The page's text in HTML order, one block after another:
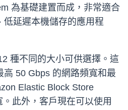
為基礎建置而成，非常適合
低延遲本機儲存的應用程
種不同的大小可供選擇。這
高 50 Gbps 的網路頻寬和最
Elastic Block Store
此外，客戶現在可以使用